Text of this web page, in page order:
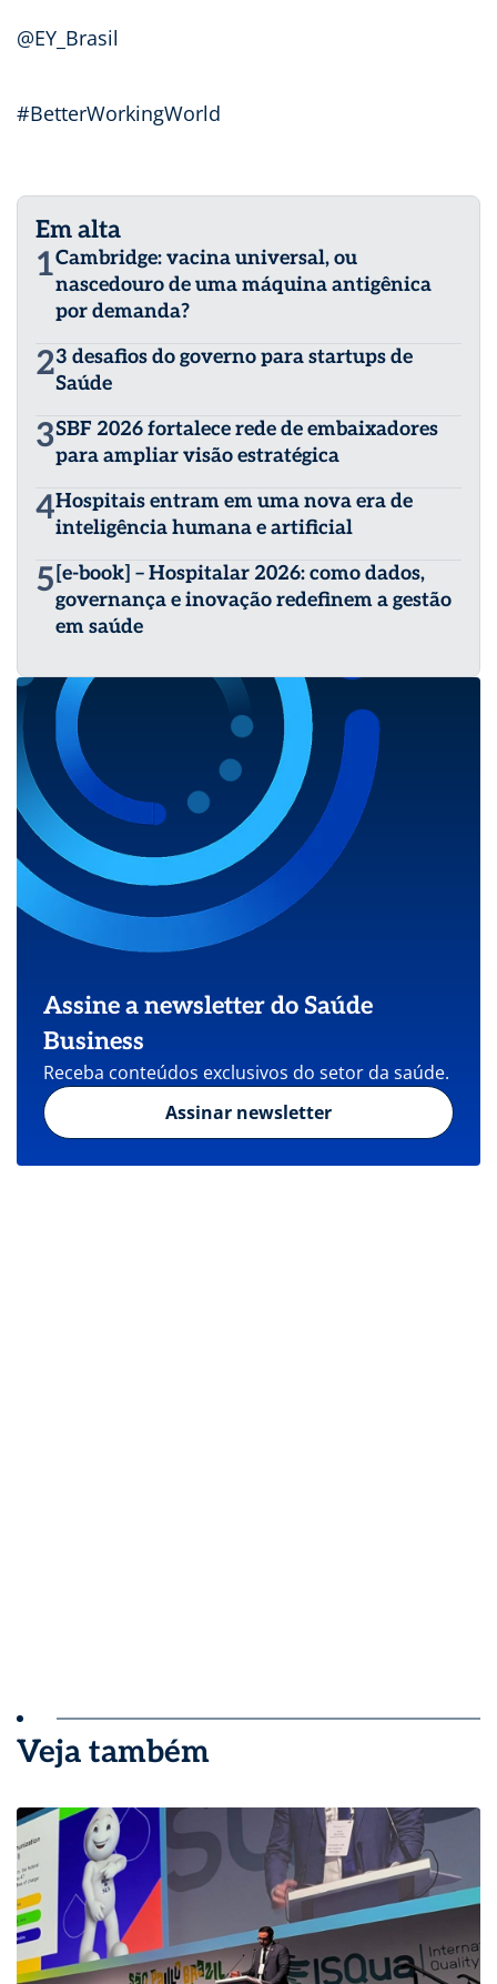
@EY_Brasil
#BetterWorkingWorld
Em alta
1Cambridge: vacina universal, ou
nascedouro de uma máquina antigênica
por demanda?
23 desafios do governo para startups de
Saúde
3SBF 2026 fortalece rede de embaixadores
para ampliar visão estratégica
4Hospitais entram em uma nova era de
inteligência humana e artificial
5 [e-book] – Hospitalar 2026: como dados,
governança e inovação redefinem a gestão
em saúde
Assine a newsletter do Saúde
Business
Receba conteúdos exclusivos do setor da saúde.
Assinar newsletter
Veja também